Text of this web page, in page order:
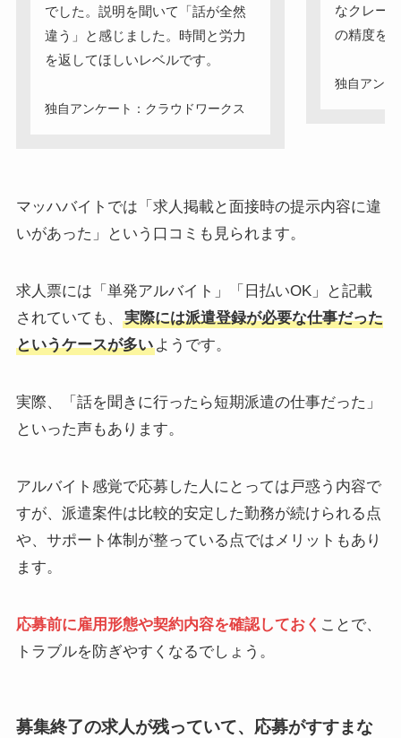
でした。説明を聞いて「話が全然
違う」と感じました。時間と労力
を返してほしいレベルです。
独自アンケート：クラウドワークス
なクレー
の精度を
独自アンケ
マッハバイトでは「求人掲載と面接時の提示内容に違
いがあった」という口コミも見られます。
求人票には「単発アルバイト」「日払いOK」と記載
されていても、
実際には派遣登録が必要な仕事だった
というケースが多いようです。
実際、「話を聞きに行ったら短期派遣の仕事だった」
といった声もあります。
アルバイト感覚で応募した人にとっては戸惑う内容で
すが、派遣案件は比較的安定した勤務が続けられる点
や、サポート体制が整っている点ではメリットもあり
ます。
応募前に雇用形態や契約内容を確認しておく ことで、
トラブルを防ぎやすくなるでしょう。
募集終了の求人が残っていて、応募がすすまな